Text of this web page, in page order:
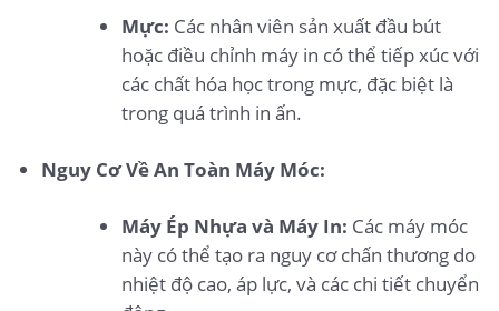
Mực: Các nhân viên sản xuất đầu bút
hoặc điều chỉnh máy in có thể tiếp xúc với
các chất hóa học trong mực, đặc biệt là
trong quá trình in ấn.
Nguy Cơ Về An Toàn Máy Móc:
Máy Ép Nhựa và Máy In: Các máy móc
này có thể tạo ra nguy cơ chấn thương do
nhiệt độ cao, áp lực, và các chi tiết chuyển